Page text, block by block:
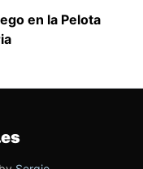
en la Pelota